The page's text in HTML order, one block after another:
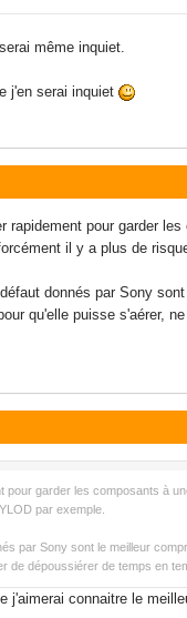
même inquiet.
j'en serai inquiet
pour garder
il y a plus de
donnés par Sony
qu'elle puisse s'aérer,
garder les composants à
par exemple.
par Sony sont le meilleur
de dépoussiérer de temps en
connaitre le